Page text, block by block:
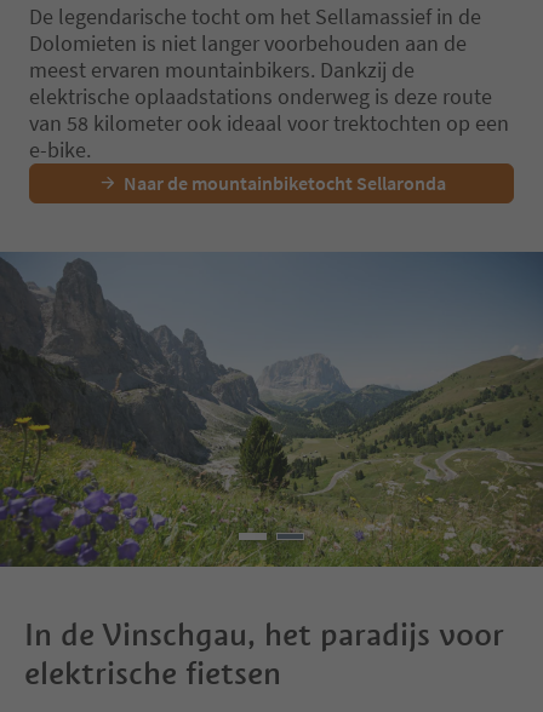
De legendarische tocht om het Sellamassief in de
Dolomieten is niet langer voorbehouden aan de
meest ervaren mountainbikers. Dankzij de
elektrische oplaadstations onderweg is deze route
van 58 kilometer ook ideaal voor trektochten op een
e-bike.
Naar de mountainbiketocht Sellaronda
In de Vinschgau, het paradijs voor
elektrische fietsen